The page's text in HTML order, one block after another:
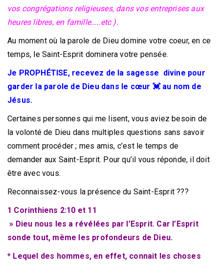
vos congrégations religieuses, dans vos entreprises aux
heures libres, en famille…..etc ).
Au moment où la parole de Dieu domine votre coeur, en ce
temps, le Saint-Esprit dominera votre pensée.
Je PROPHÉTISE, recevez de la sagesse divine pour
garder la parole de Dieu dans le cœur 💓 au nom de
Jésus.
Certaines personnes qui me lisent, vous aviez besoin de
la volonté de Dieu dans multiples questions sans savoir
comment procéder ; mes amis, c’est le temps de
demander aux Saint-Esprit. Pour qu’il vous réponde, il doit
être avec vous.
Reconnaissez-vous la présence du Saint-Esprit ???
1 Corinthiens 2:10 et 11
» Dieu nous les a révélées par l’Esprit. Car l’Esprit
sonde tout, même les profondeurs de Dieu.
* Lequel des hommes, en effet, connait les choses